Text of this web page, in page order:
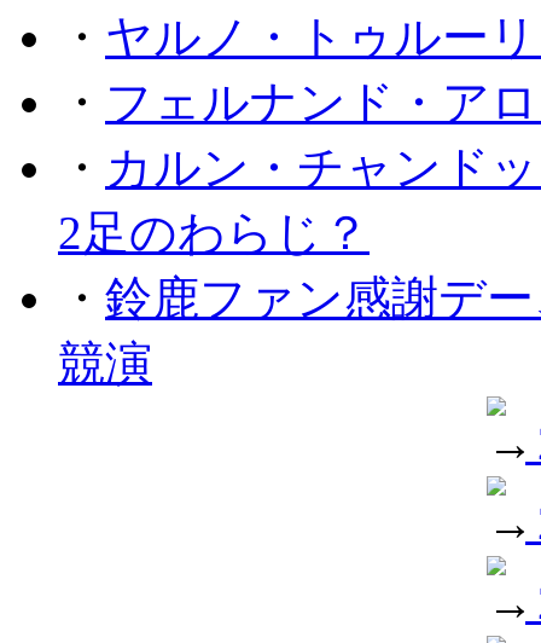
・ ヤルノ・トゥルー
・ フェルナンド・ア
・ カルン・チャンド
2足のわらじ？
・ 鈴鹿ファン感謝デ
競演